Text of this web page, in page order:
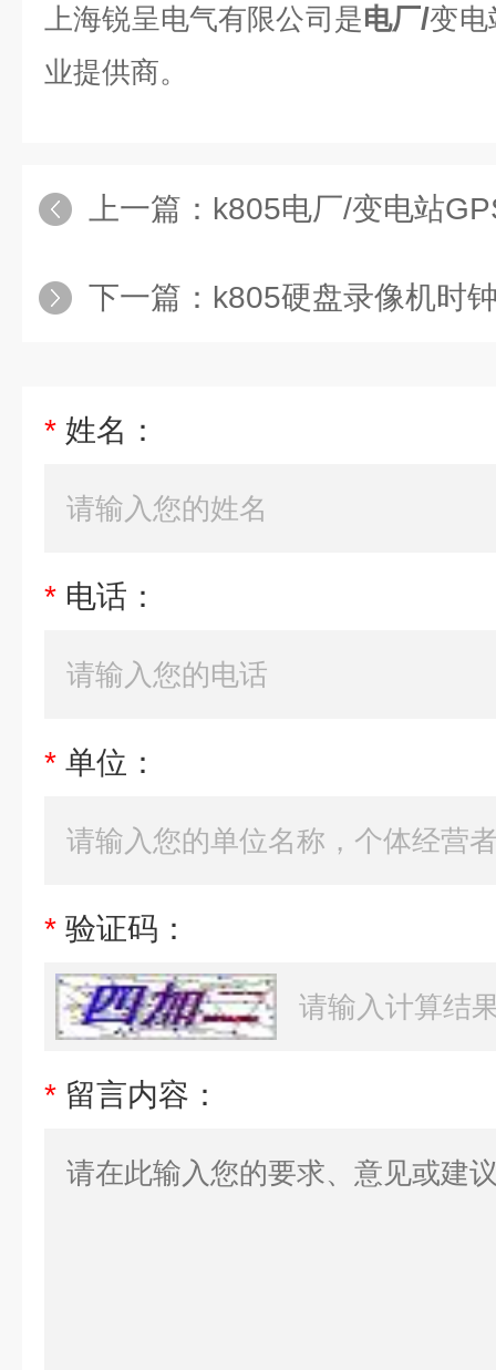
上海锐呈电气有限公司是电厂/变电
业提供商。
上一篇： k805电厂/变电站
下一篇： k805硬盘录像机时
* 姓名：
* 电话：
* 单位：
* 验证码：
* 留言内容：